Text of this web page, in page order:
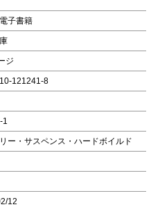
子書籍
ジ
121241-8
1
ー・サスペンス・ハードボイルド
12